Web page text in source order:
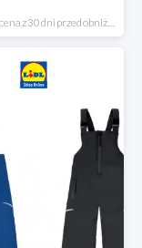
*najniższa cena z 30 dni przed obniżką